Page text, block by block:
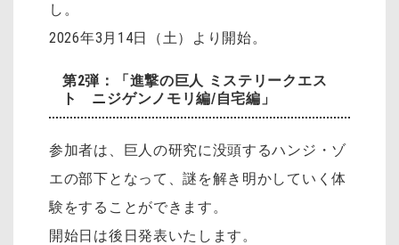
し。
2026年3月14日（土）より開始。
第2弾：「進撃の巨人 ミステリークエス
ト ニジゲンノモリ編/自宅編」
参加者は、巨人の研究に没頭するハンジ・ゾ
エの部下となって、謎を解き明かしていく体
験をすることができます。
開始日は後日発表いたします。